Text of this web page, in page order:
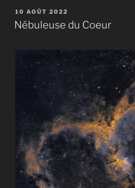
PUBLIÉ
LE
10 AOÛT 2022
Nébuleuse du Coeur